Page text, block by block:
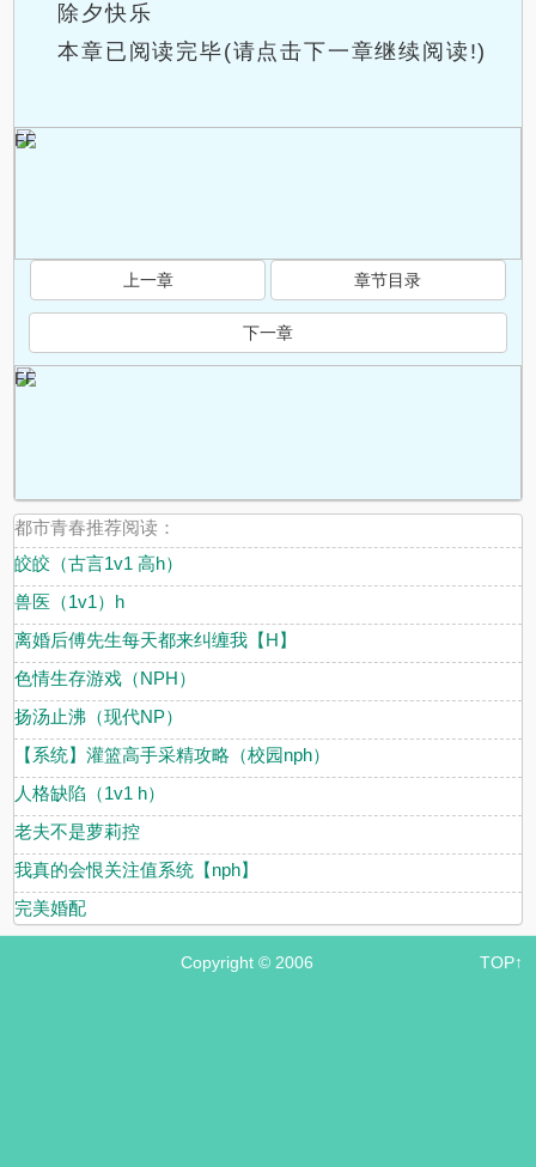
除夕快乐
本章已阅读完毕(请点击下一章继续阅读!)
FF
上一章 章节目录
下一章
FF
都市青春推荐阅读：
皎皎（古言1v1 高h）
兽医（1v1）h
离婚后傅先生每天都来纠缠我【H】
色情生存游戏（NPH）
扬汤止沸（现代NP）
【系统】灌篮高手采精攻略（校园nph）
人格缺陷（1v1 h）
老夫不是萝莉控
我真的会恨关注值系统【nph】
完美婚配
Copyright © 2006 TOP↑